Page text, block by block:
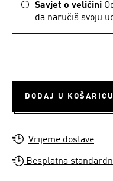
Savjet o veličini
da naručiš svoju
DODAJ U KOŠARICU
Vrijeme dostave
Besplatna